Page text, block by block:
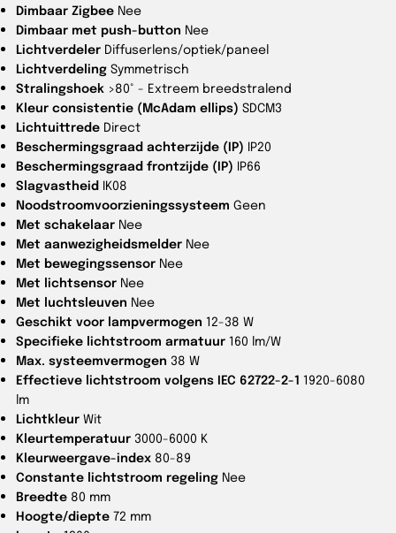
Dimbaar Zigbee Nee
Dimbaar met push-button Nee
Lichtverdeler Diffuserlens/optiek/paneel
Lichtverdeling Symmetrisch
Stralingshoek >80° - Extreem breedstralend
Kleur consistentie (McAdam ellips) SDCM3
Lichtuittrede Direct
Beschermingsgraad achterzijde (IP) IP20
Beschermingsgraad frontzijde (IP) IP66
Slagvastheid IK08
Noodstroomvoorzieningssysteem Geen
Met schakelaar Nee
Met aanwezigheidsmelder Nee
Met bewegingssensor Nee
Met lichtsensor Nee
Met luchtsleuven Nee
Geschikt voor lampvermogen 12-38 W
Specifieke lichtstroom armatuur 160 lm/W
Max. systeemvermogen 38 W
Effectieve lichtstroom volgens IEC 62722-2-1 1920-6080
lm
Lichtkleur Wit
Kleurtemperatuur 3000-6000 K
Kleurweergave-index 80-89
Constante lichtstroom regeling Nee
Breedte 80 mm
Hoogte/diepte 72 mm